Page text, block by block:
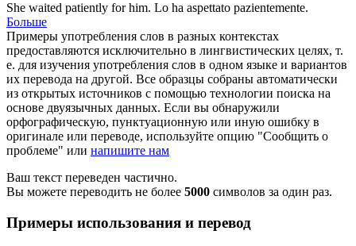
She waited patiently for him. Lo ha aspettato pazientemente.
Больше
Примеры употребления слов в разных контекстах
предоставляются исключительно в лингвистических целях, т.
е. для изучения употребления слов в одном языке и вариантов
их перевода на другой. Все образцы собраны автоматически
из открытых источников с помощью технологии поиска на
основе двуязычных данных. Если вы обнаружили
орфографическую, пунктуационную или иную ошибку в
оригинале или переводе, используйте опцию "Сообщить о
проблеме" или напишите нам
Ваш текст переведен частично.
Вы можете переводить не более 5000 символов за один раз.
Примеры использования и перевод